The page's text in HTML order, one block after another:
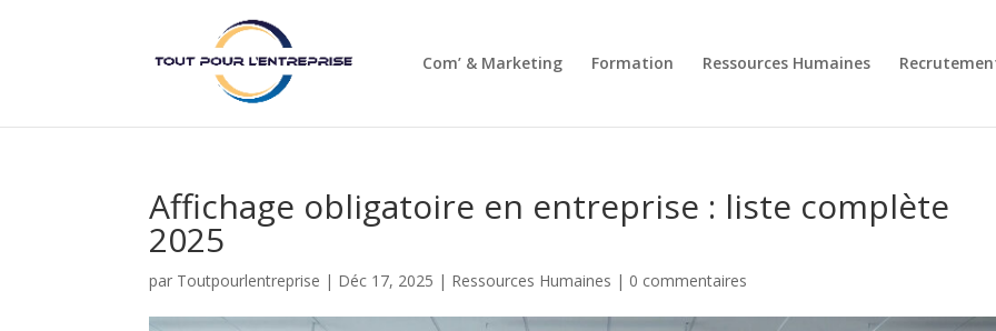
Com’ & Marketing Formation Ressources Humaines
Affichage obligatoire en entreprise : liste complète
2025
par Toutpourlentreprise | Déc 17, 2025 | Ressources Humaines | 0 commentaires